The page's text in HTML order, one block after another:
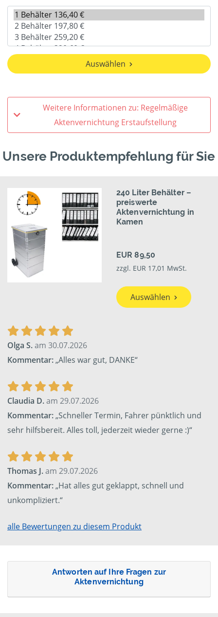
Auswählen
Weitere Informationen zu: Regelmäßige
Aktenvernichtung Erstaufstellung
Unsere Produktempfehlung für Sie
240 Liter Behälter –
preiswerte
Aktenvernichtung in
Kamen
EUR 89,50
zzgl. EUR 17,01 MwSt.
Auswählen
Olga S.am 30.07.2026
Kommentar:„Alles war gut, DANKE“
Claudia D.am 29.07.2026
Kommentar:„Schneller Termin, Fahrer pünktlich und
sehr hilfsbereit. Alles toll, jederzeit wieder gerne :)“
Thomas J.am 29.07.2026
Kommentar:„Hat alles gut geklappt, schnell und
unkompliziert.“
alle Bewertungen zu diesem Produkt
Antworten auf Ihre Fragen zur
Aktenvernichtung